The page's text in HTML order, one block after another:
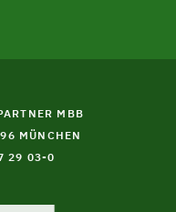
MBB
MÜNCHEN
29 03-0